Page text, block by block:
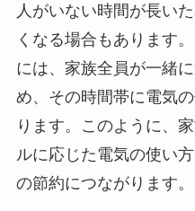
人がいない時間が長い
くなる場合もあります
には、家族全員が一緒
め、その時間帯に電気
ります。このように、
ルに応じた電気の使い
の節約につながります。